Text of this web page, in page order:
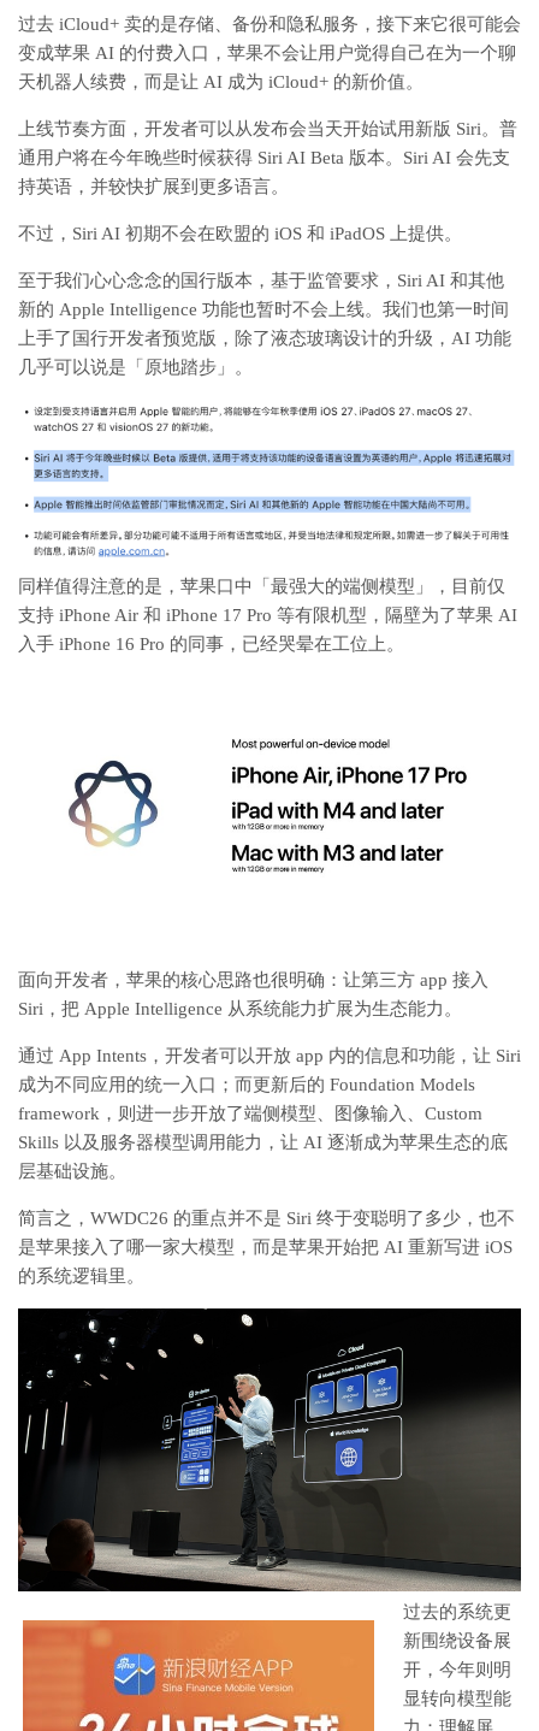
过去 iCloud+ 卖的是存储、备份和隐私服务，接下来它很可能会
变成苹果 AI 的付费入口，苹果不会让用户觉得自己在为一个聊
天机器人续费，而是让 AI 成为 iCloud+ 的新价值。
上线节奏方面，开发者可以从发布会当天开始试用新版 Siri。普
通用户将在今年晚些时候获得 Siri AI Beta 版本。Siri AI 会先支
持英语，并较快扩展到更多语言。
不过，Siri AI 初期不会在欧盟的 iOS 和 iPadOS 上提供。
至于我们心心念念的国行版本，基于监管要求，Siri AI 和其他
新的 Apple Intelligence 功能也暂时不会上线。我们也第一时间
上手了国行开发者预览版，除了液态玻璃设计的升级，AI 功能
几乎可以说是「原地踏步」。
同样值得注意的是，苹果口中「最强大的端侧模型」，目前仅
支持 iPhone Air 和 iPhone 17 Pro 等有限机型，隔壁为了苹果 AI
入手 iPhone 16 Pro 的同事，已经哭晕在工位上。
面向开发者，苹果的核心思路也很明确：让第三方 app 接入
Siri，把 Apple Intelligence 从系统能力扩展为生态能力。
通过 App Intents，开发者可以开放 app 内的信息和功能，让 Siri
成为不同应用的统一入口；而更新后的 Foundation Models
framework，则进一步开放了端侧模型、图像输入、Custom
Skills 以及服务器模型调用能力，让 AI 逐渐成为苹果生态的底
层基础设施。
简言之，WWDC26 的重点并不是 Siri 终于变聪明了多少，也不
是苹果接入了哪一家大模型，而是苹果开始把 AI 重新写进 iOS
的系统逻辑里。
过去的系统更
新围绕设备展
开，今年则明
显转向模型能